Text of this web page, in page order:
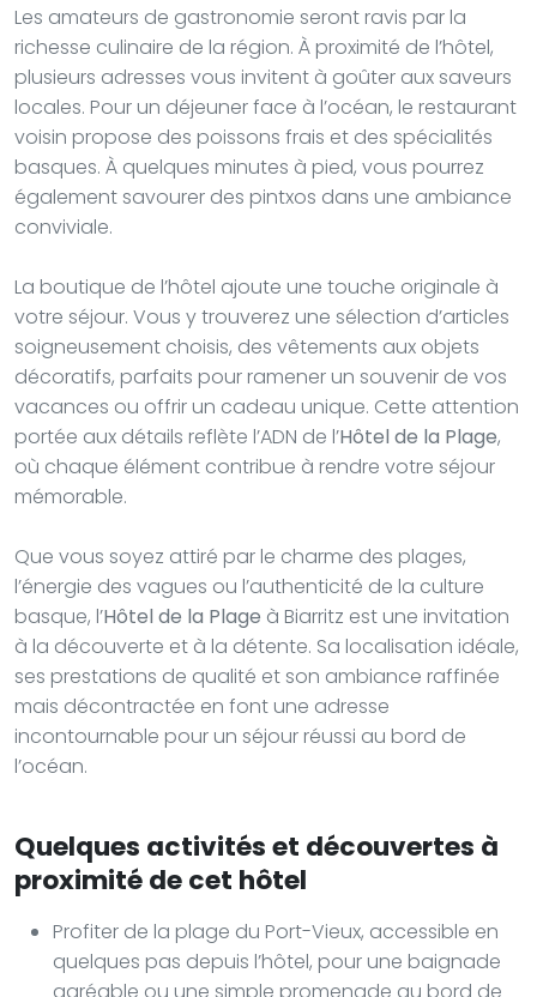
Les amateurs de gastronomie seront ravis par la
richesse culinaire de la région. À proximité de l’hôtel,
plusieurs adresses vous invitent à goûter aux saveurs
locales. Pour un déjeuner face à l’océan, le restaurant
voisin propose des poissons frais et des spécialités
basques. À quelques minutes à pied, vous pourrez
également savourer des pintxos dans une ambiance
conviviale.
La boutique de l’hôtel ajoute une touche originale à
votre séjour. Vous y trouverez une sélection d’articles
soigneusement choisis, des vêtements aux objets
décoratifs, parfaits pour ramener un souvenir de vos
vacances ou offrir un cadeau unique. Cette attention
portée aux détails reflète l’ADN de l’Hôtel de la Plage,
où chaque élément contribue à rendre votre séjour
mémorable.
Que vous soyez attiré par le charme des plages,
l’énergie des vagues ou l’authenticité de la culture
basque, l’Hôtel de la Plage à Biarritz est une invitation
à la découverte et à la détente. Sa localisation idéale,
ses prestations de qualité et son ambiance raffinée
mais décontractée en font une adresse
incontournable pour un séjour réussi au bord de
l’océan.
Quelques activités et découvertes à
proximité de cet hôtel
Profiter de la plage du Port-Vieux, accessible en
quelques pas depuis l’hôtel, pour une baignade
agréable ou une simple promenade au bord de